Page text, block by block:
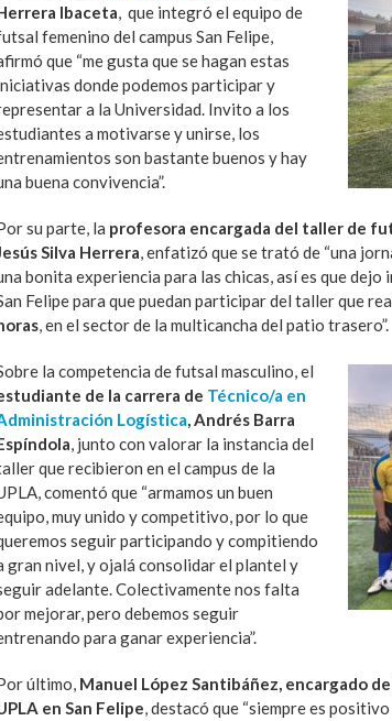
Ibaceta, que integró el equipo de
femenino del campus San Felipe,
que “me gusta que se hagan estas
donde podemos participar y
a la Universidad. Invito a los
a motivarse y unirse, los
son bastante buenos y hay
buena convivencia”.
su parte, la profesora encargada del taller de
Silva Herrera, enfatizó que se trató de “una
bonita experiencia para las chicas, así es que dejo
Felipe para que puedan participar del taller que
, en el sector de la multicancha del patio trasero”.
la competencia de futsal masculino, el
de la carrera de Técnico/a en
Logística, Andrés Barra
, junto con valorar la instancia del
que recibieron en el campus de la
comentó que “armamos un buen
muy unido y competitivo, por lo que
seguir participando y compitiendo
gran nivel, y ojalá consolidar el plantel y
adelante. Colectivamente nos falta
mejorar, pero debemos seguir
para ganar experiencia”.
último, Manuel López Santibáñez, encargado
en San Felipe, destacó que “siempre es